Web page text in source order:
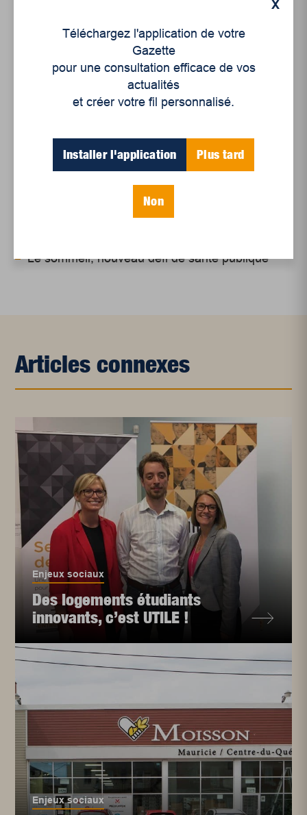
Juillet 2026
Le sport professionnel féminin : en mouvement,
Le sommeil, nouveau défi de santé publique
Articles connexes
Enjeux sociaux
Des logements étudiants
innovants, c’est UTILE !
Enjeux sociaux
X
Téléchargez l'application de votre
Gazette
pour une consultation efficace de vos
actualités
et créer votre fil personnalisé.
Installer l'application Plus tard
Non